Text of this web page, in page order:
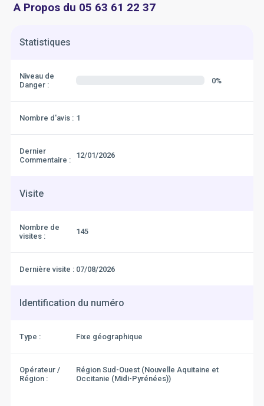
A Propos du 05 63 61 22 37
Statistiques
Niveau de
Danger :
0%
Nombre d'avis : 1
Dernier
Commentaire :
12/01/2026
Visite
Nombre de
visites :
145
Dernière visite : 07/08/2026
Identification du numéro
Type : Fixe géographique
Opérateur /
Région :
Région Sud-Ouest (Nouvelle Aquitaine et
Occitanie (Midi-Pyrénées))